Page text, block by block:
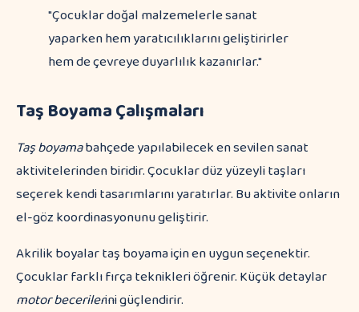
"Çocuklar doğal malzemelerle sanat
yaparken hem yaratıcılıklarını geliştirirler
hem de çevreye duyarlılık kazanırlar."
Taş Boyama Çalışmaları
Taş boyamabahçede yapılabilecek en sevilen sanat
aktivitelerinden biridir. Çocuklar düz yüzeyli taşları
seçerek kendi tasarımlarını yaratırlar. Bu aktivite onların
el-göz koordinasyonunu geliştirir.
Akrilik boyalar taş boyama için en uygun seçenektir.
Çocuklar farklı fırça teknikleri öğrenir. Küçük detaylar
motor becerilerini güçlendirir.